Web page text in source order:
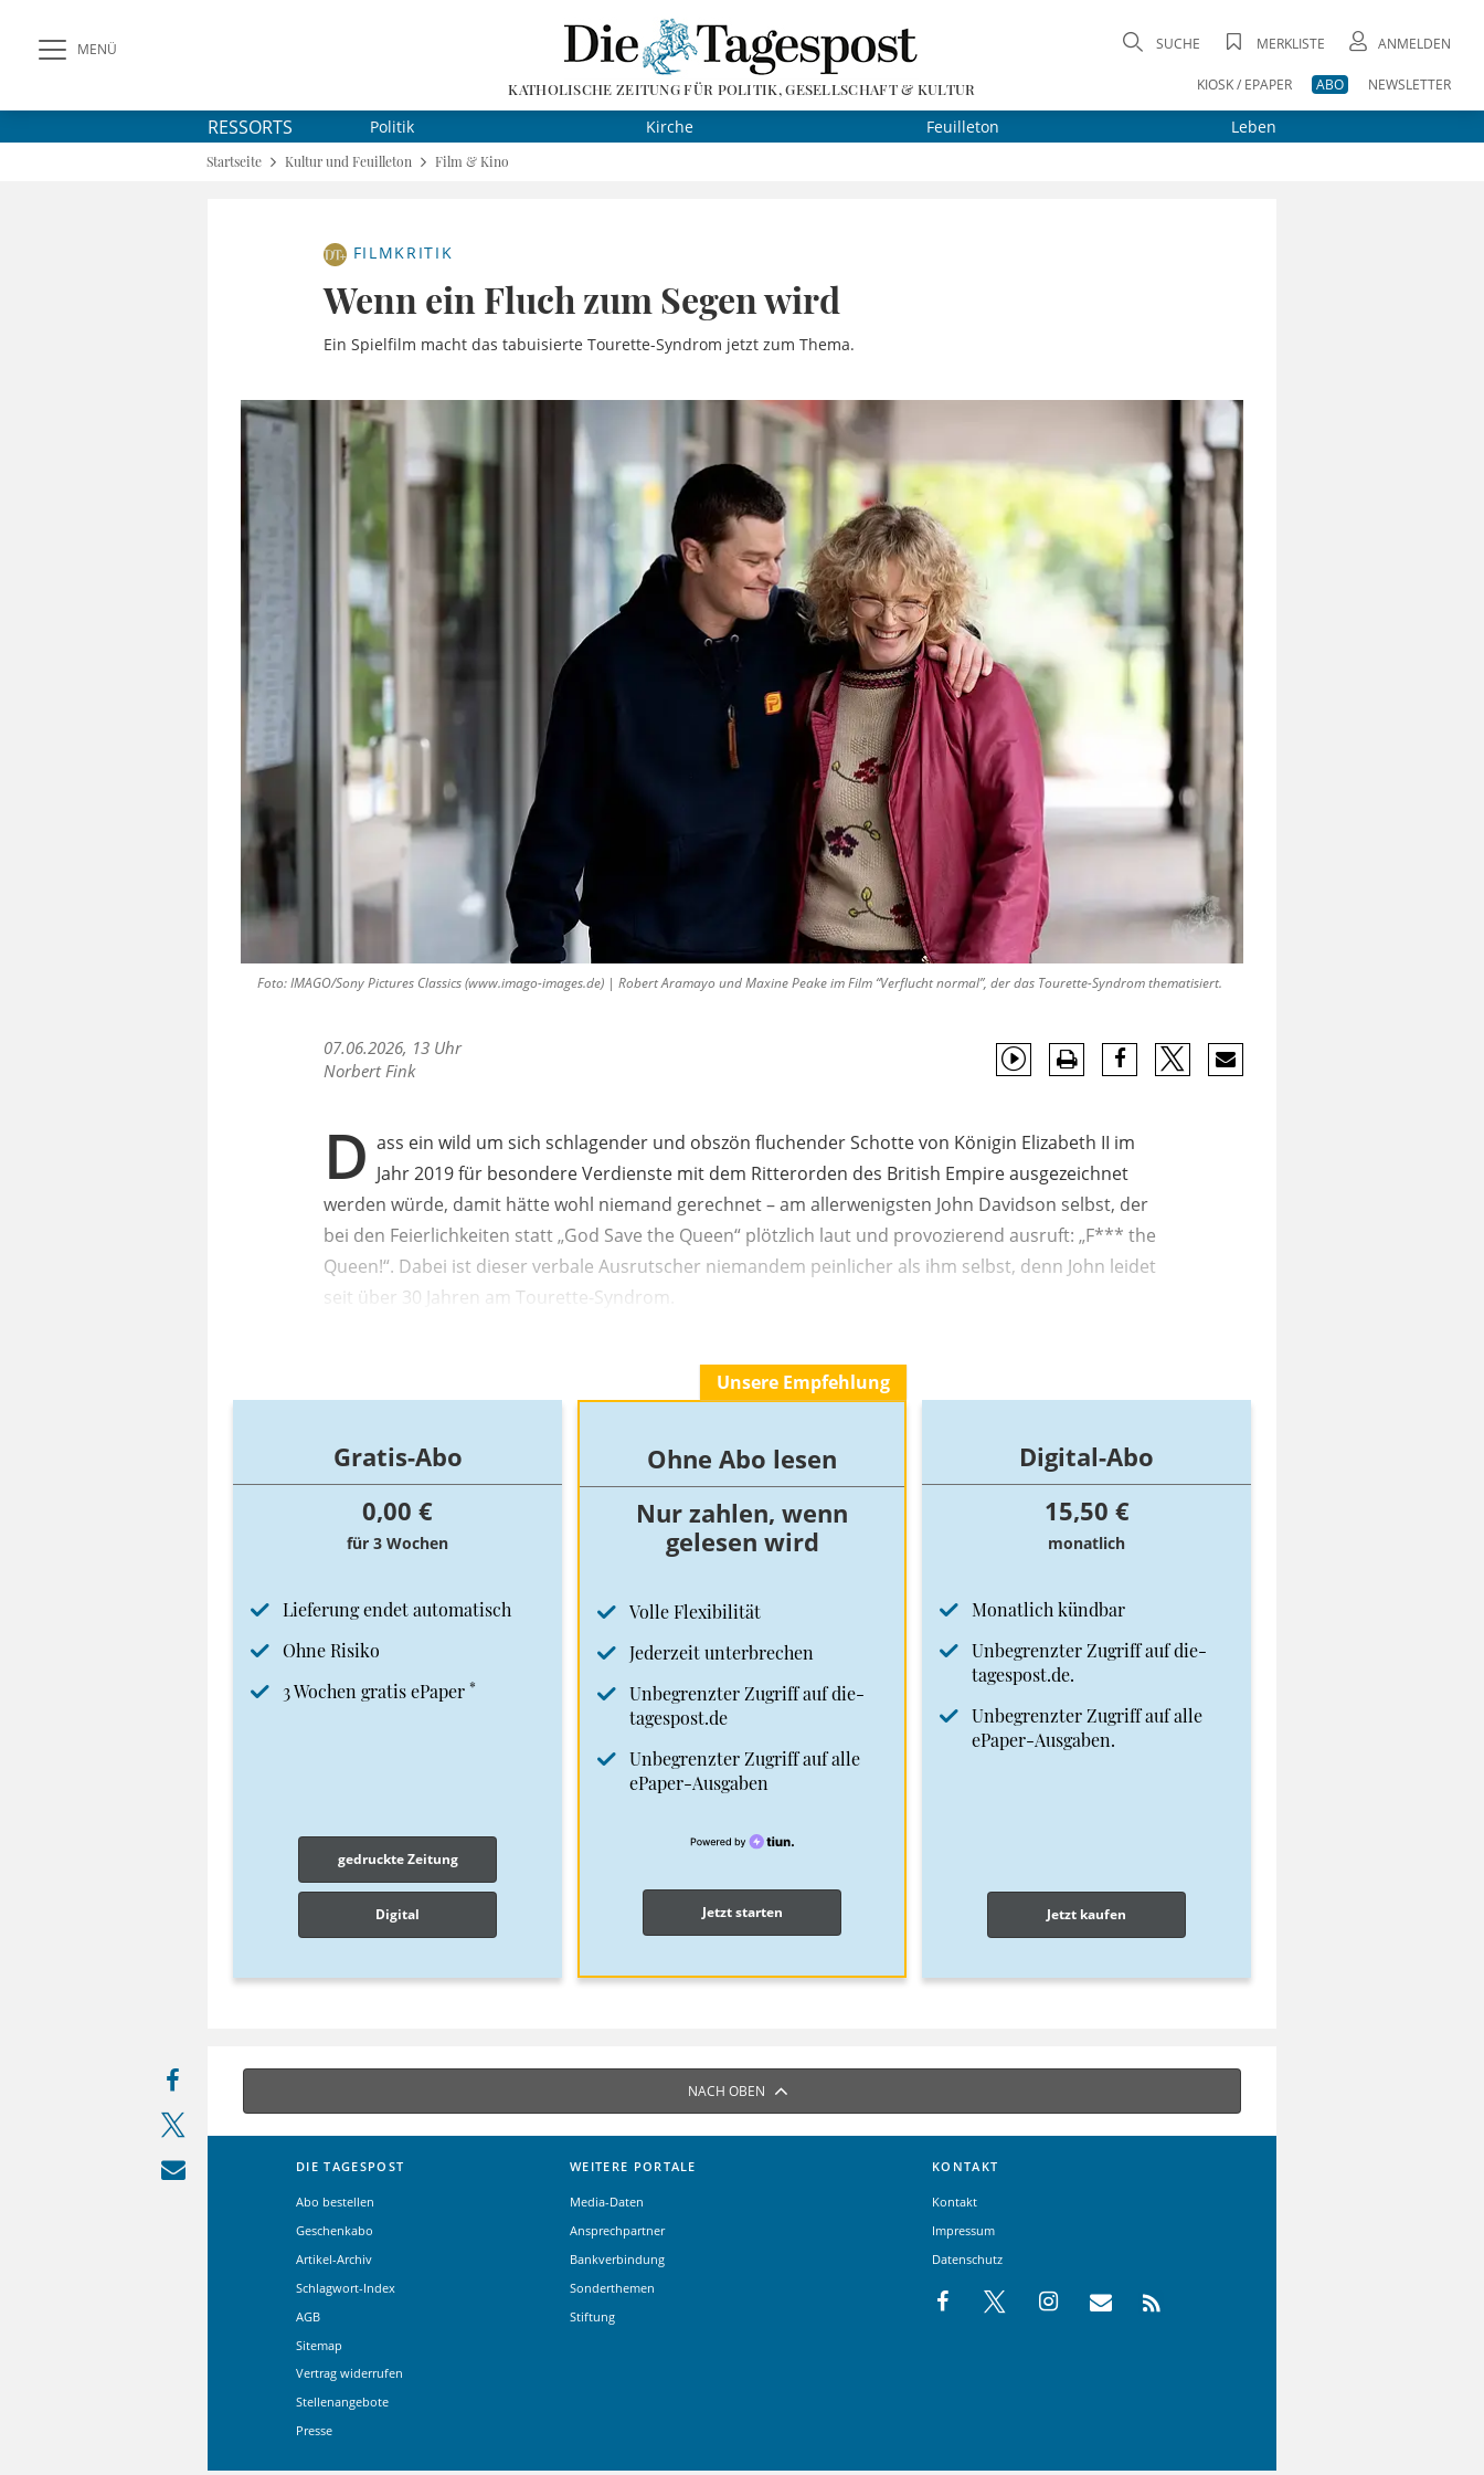
MENÜ
KATHOLISCHE ZEITUNG FÜR POLITIK, GESELLSCHAFT & KULTUR
SUCHE MERKLISTE ANMELDEN
KIOSK / EPAPER ABO NEWSLETTER
RESSORTS Politik Kirche Feuilleton Leben
Startseite Kultur und Feuilleton Film & Kino
FILMKRITIK
Wenn ein Fluch zum Segen wird
Ein Spielfilm macht das tabuisierte Tourette-Syndrom jetzt zum Thema.
Foto: IMAGO/Sony Pictures Classics (www.imago-images.de) | Robert Aramayo und Maxine Peake im Film “Verflucht normal”, der das Tourette-Syndrom thematisiert.
07.06.2026, 13 Uhr
Norbert Fink
D ass ein wild um sich schlagender und obszön fluchender Schotte von Königin Elizabeth II im
Jahr 2019 für besondere Verdienste mit dem Ritterorden des British Empire ausgezeichnet
werden würde, damit hätte wohl niemand gerechnet – am allerwenigsten John Davidson selbst, der
bei den Feierlichkeiten statt „God Save the Queen“ plötzlich laut und provozierend ausruft: „F*** the
Queen!“. Dabei ist dieser verbale Ausrutscher niemandem peinlicher als ihm selbst, denn John leidet
seit über 30 Jahren am Tourette-Syndrom.
Gratis-Abo
0,00 €
für 3 Wochen
Lieferung endet automatisch
Ohne Risiko
3 Wochen gratis ePaper *
gedruckte Zeitung
Digital
Unsere Empfehlung
Ohne Abo lesen
Nur zahlen, wenn
gelesen wird
Volle Flexibilität
Jederzeit unterbrechen
Unbegrenzter Zugriff auf die-
tagespost.de
Unbegrenzter Zugriff auf alle
ePaper-Ausgaben
Jetzt starten
Digital-Abo
15,50 €
monatlich
Monatlich kündbar
Unbegrenzter Zugriff auf die-
tagespost.de.
Unbegrenzter Zugriff auf alle
ePaper-Ausgaben.
Jetzt kaufen
NACH OBEN
DIE TAGESPOST
Abo bestellen
Geschenkabo
Artikel-Archiv
Schlagwort-Index
AGB
Sitemap
Vertrag widerrufen
Stellenangebote
Presse
WEITERE PORTALE
Media-Daten
Ansprechpartner
Bankverbindung
Sonderthemen
Stiftung
KONTAKT
Kontakt
Impressum
Datenschutz